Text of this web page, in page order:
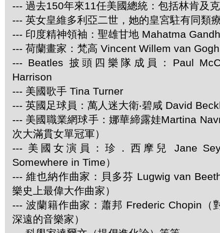
--- 過去150年來11任美國總統：包括林肯及
--- 英女皇維多利亞二世，她的皇宮駐有同類
--- 印度精神領袖：聖雄甘地 Mahatma
--- 荷蘭畫家：梵高 Vincent Willem van Gogh
--- Beatles 披頭四樂隊成員：Paul
Harrison
--- 美國歌手 Tina Turner
--- 英國足球員：萬人迷大衛‧碧咸 David
--- 美國職業網球手：娜華締露娃Martina
次大滿貫女單冠軍）
--- 美國女演員：珍．西摩兒 Jane
Somewhere in Time）
--- 維也納作曲家：貝多芬 Lugwig van
樂史上最偉大作曲家）
--- 波蘭籍作曲家：蕭邦 Frederic Chopin（
深遠的音樂家）